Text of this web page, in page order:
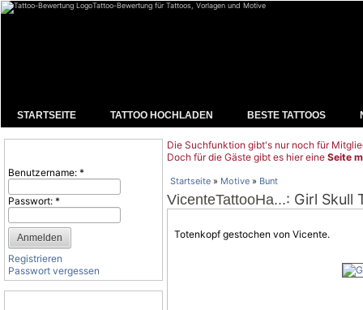
Tattoo-Bewertung für Tattoos, Vorlagen und Motive
STARTSEITE TATTOO HOCHLADEN BESTE TATTOOS
Benutzername: *
Passwort: *
Registrieren
Passwort vergessen
Die Suchfunktion gibt's nur noch für
Doch für die Gäste gibt es hier eine Seite
Startseite » Motive » Bunt
VicenteTattooHa...: Girl Skull
Totenkopf gestochen von Vicente.